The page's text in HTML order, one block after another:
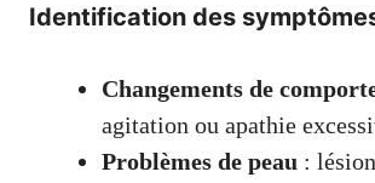
Identification des
Changements de
agitation ou apathie
Problèmes de peau :